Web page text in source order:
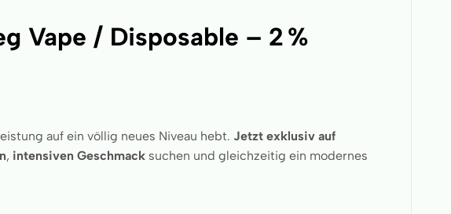
Vape / Disposable – 2 %
auf ein völlig neues Niveau hebt. Jetzt exklusiv auf
, intensiven Geschmack suchen und gleichzeitig ein modernes